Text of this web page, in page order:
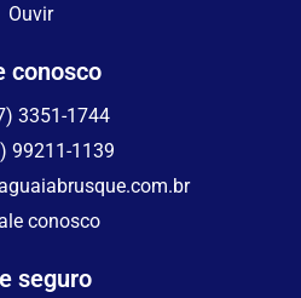
Ouvir
conosco
3351-1744
99211-1139
conosco
seguro